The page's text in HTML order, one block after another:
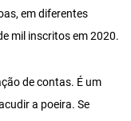
em diferentes
mil inscritos em 2020.
de contas. É um
a poeira. Se